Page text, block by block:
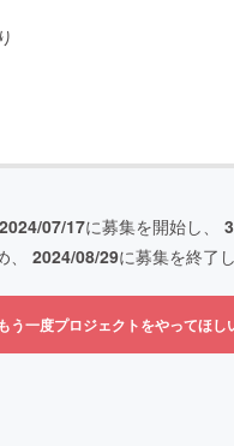
2024/07/17に募集を開始し、
、 2024/08/29に募集を終了
もう一度プロジェクトをやってほし